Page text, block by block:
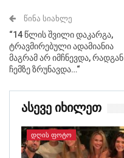
ᲬᲘᲜᲐ ᲡᲘᲐᲮᲚᲔ
“14 წლის შვილი დაკარგა,
ტრავმირებული ადამიანია
მაგრამ არ იმჩნევდა, რადგან
ჩემზე ზრუნავდა…“
Ასევე Იხილეთ
ᲓᲦᲘᲡ ᲤᲝᲢᲝ